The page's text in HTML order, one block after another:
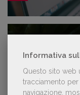
Informativa
Questo sito web
tracciamento
navigazione,
sospetto